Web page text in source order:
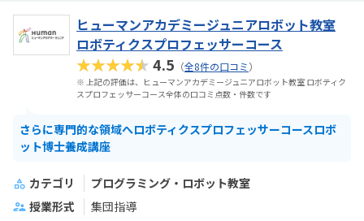
ヒューマンアカデミージュニアロボット教室
ロボティクスプロフェッサーコース
★★★★★4.5 （全8件の口コミ）
※ 上記の評価は、ヒューマンアカデミージュニアロボット教室 ロボティク
スプロフェッサーコース全体の口コミ点数・件数です
さらに専門的な領域へロボティクスプロフェッサーコースロボ
ット博士養成講座
カテゴリ
プログラミング・ロボット教室
授業形式
集団指導